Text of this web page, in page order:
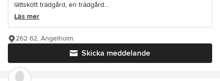
lättskött trädgård, en trädgård...
Läs mer
Skicka meddelande
262 62, Ängelholm